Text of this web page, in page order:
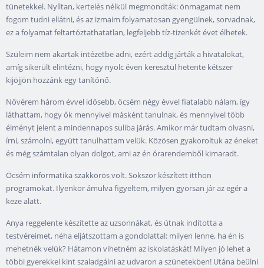
tünetekkel. Nyíltan, kertelés nélkül megmondták: önmagamat nem
fogom tudni ellátni, és az izmaim folyamatosan gyengülnek, sorvadnak,
ez a folyamat feltartóztathatatlan, legfeljebb tíz-tizenkét évet élhetek.
Szüleim nem akartak intézetbe adni, ezért addig járták a hivatalokat,
amíg sikerült elintézni, hogy nyolc éven keresztül hetente kétszer
kijöjjön hozzánk egy tanítónő.
Nővérem három évvel idősebb, öcsém négy évvel fiatalabb nálam, így
láthattam, hogy ők mennyivel másként tanulnak, és mennyivel több
élményt jelent a mindennapos suliba járás. Amikor már tudtam olvasni,
írni, számolni, együtt tanulhattam velük. Közösen gyakoroltuk az éneket
és még számtalan olyan dolgot, ami az én órarendemből kimaradt.
Öcsém informatika szakkörös volt. Sokszor készített itthon
programokat. Ilyenkor ámulva figyeltem, milyen gyorsan jár az egér a
keze alatt.
Anya reggelente készítette az uzsonnákat, és útnak indította a
testvéreimet, néha eljátszottam a gondolattal: milyen lenne, ha én is
mehetnék velük? Hátamon vihetném az iskolatáskát! Milyen jó lehet a
többi gyerekkel kint szaladgálni az udvaron a szünetekben! Utána beülni